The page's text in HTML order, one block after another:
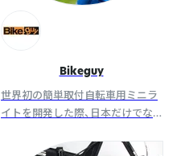
Bikeguy
世界初の簡単取付自転車用ミニラ
イトを開発した際、日本だけでな
て世界中の自転車愛好者に親しみ